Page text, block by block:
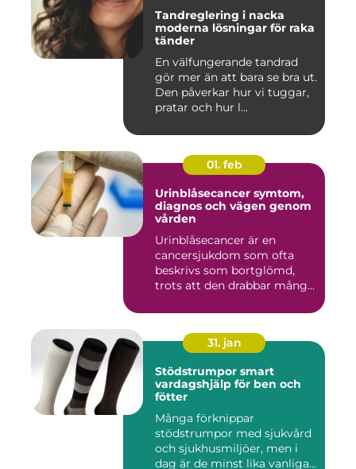
Tandreglering i nacka
moderna lösningar för raka
tänder
En välfungerande tandrad
gör mer än att bara se bra ut.
Den påverkar hur vi tuggar,
pratar och hur l...
01. feb
Urinblåsecancer symtom,
diagnos och vägen genom
vården
Urinblåsecancer är en
cancersjukdom som ofta
beskrivs som bortglömd,
trots att den drabbar många
31. jan
Stödstrumpor smart
vardagshjälp för ben och
fötter
Många förknippar
stödstrumpor med sjukvård
och sjukhusmiljöer, men i
dag är de minst lika vanliga